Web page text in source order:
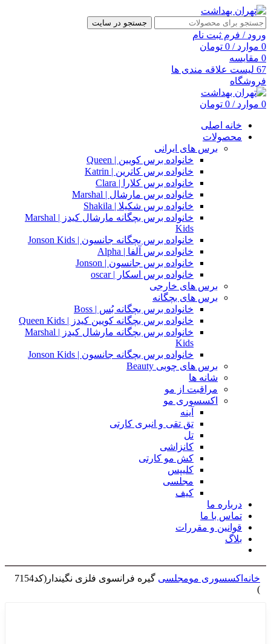
جستجو در سایت
ورود / فرم ثبت نام
0 موارد /
0 تومان
0 مقایسه
67 لیست علاقه مندی ها
فروشگاه
0 موارد /
0 تومان
خانه اصلی
محصولات
برس های ایرانی
خانواده برس کویین | Queen
خانواده برس کاترین | Katrin
خانواده برس کلارا | Clara
خانواده برس مارشال | Marshal
خانواده برس شکیلا | Shakila
خانواده برس بچگانه مارشال کیدز | Marshal
Kids
خانواده برس بچگانه جانسون | Jonson Kids
خانواده برس آلفا | Alpha
خانواده برس جانسون | Jonson
خانواده برس اسکار | oscar
برس های خارجی
برس های بچگانه
خانواده برس بچگانه بُس | Boss
خانواده برس بچگانه کویین کیدز | Queen Kids
خانواده برس بچگانه مارشال کیدز | Marshal
Kids
خانواده برس بچگانه جانسون | Jonson Kids
برس های چوبی Beauty
شانه ها
مراقبت از مو
اکسسوری مو
آینه
تق تقی و انبری کارتی
تل
کانزاشی
کش مو کارتی
کلیپس
مجلسی
کیف
درباره ما
تماس با ما
قوانین و مقررات
بلاگ
خانه اکسسوری مومجلسی
گیره فرانسوی فلزی نگیندار(کد7154
)